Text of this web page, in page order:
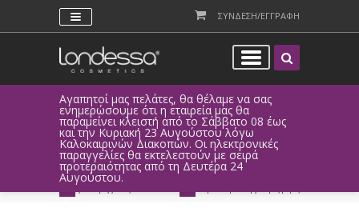
ΣΥΝΔΕΣΗ/ΕΓΓΡΑΦΗ
Αγαπητοί μας πελάτες, θα θέλαμε να σας
ενημερώσουμε ότι η εταιρεία μας θα
παραμείνει κλειστή από το Σάββατο 08 έως
και την Κυριακή 23 Αυγούστου λόγω
Καλοκαιρινών Διακοπών. Οι ηλεκτρονικές
παραγγελίες θα εκτελεστούν με σειρά
προτεραιότητας από τη Δευτέρα 24
Αυγούστου.
ΑΜΕΣΗ ΣΥΝΔΕΣΗ
Facebook, Gmail
ή ως επισκέπτης
ΕΥΚΟΛΕΣ ΑΓΟΡΕΣ
με ευέλικτους τρόπους
πληρωμής
ΔΩΡΕΑΝ ΠΑΡΑΔΟΣΗ